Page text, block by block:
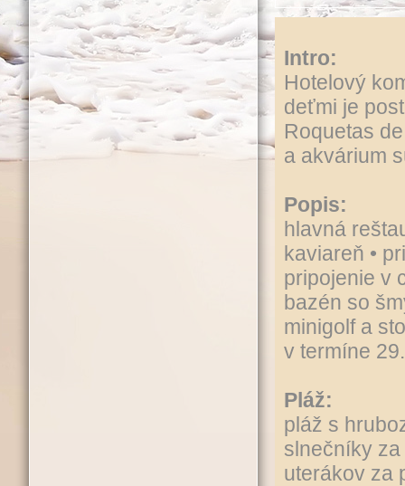
Intro:
Hotelový
deťmi je
Roquetas
a akvárium
Popis:
hlavná
kaviareň •
pripojenie v
bazén so
minigolf a
v termíne
Pláž:
pláž s
slnečníky
uterákov za